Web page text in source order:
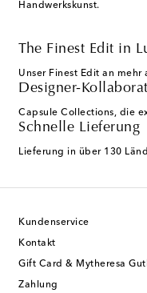
Handwerkskunst.
The Finest Edit in
Unser Finest Edit an mehr
Designer-
Capsule Collections, die
Schnelle Lieferung
Lieferung in über 130
Kundenservice
Kontakt
Gift Card & Mytheresa
Zahlung